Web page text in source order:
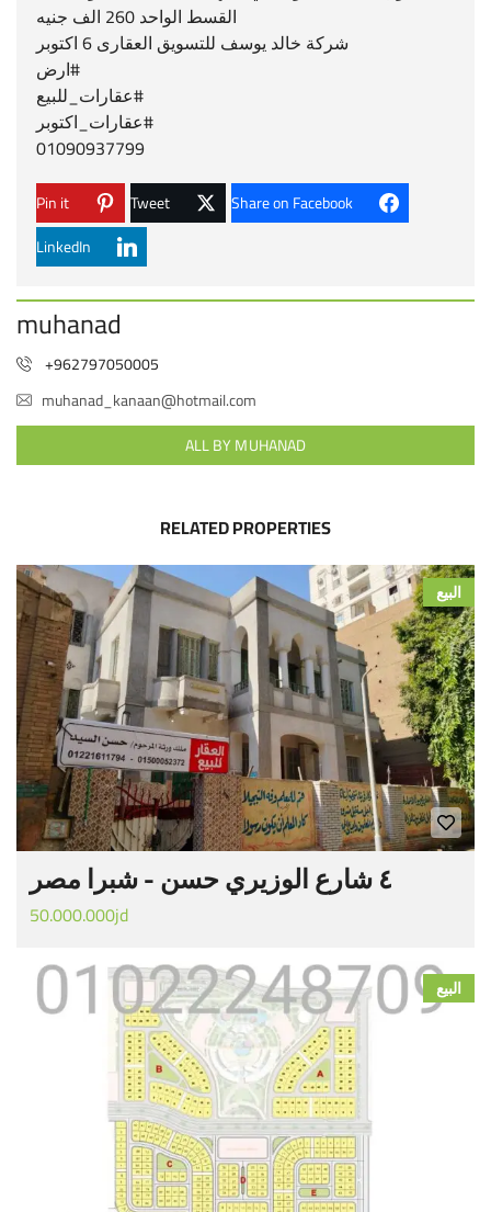
القسط الواحد 260 الف جنيه
شركة خالد يوسف للتسويق العقارى 6 اكتوبر
‫#‏ارض‬
‫#‏عقارات_للبيع‬
‫#‏عقارات_اكتوبر‬
01090937799
Share on Facebook
Tweet
Pin it
LinkedIn
muhanad
+962797050005
muhanad_kanaan@hotmail.com
ALL BY MUHANAD
RELATED PROPERTIES
البيع
٤ شارع الوزيري حسن - شبرا مصر
50.000.000jd
البيع